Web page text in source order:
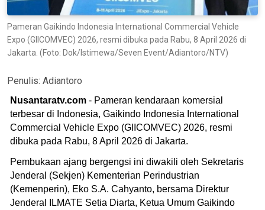
Pameran Gaikindo Indonesia International Commercial Vehicle
Expo (GIICOMVEC) 2026, resmi dibuka pada Rabu, 8 April 2026 di
Jakarta. (Foto: Dok/Istimewa/Seven Event/Adiantoro/NTV)
Penulis: Adiantoro
Nusantaratv.com - Pameran kendaraan komersial
terbesar di Indonesia, Gaikindo Indonesia International
Commercial Vehicle Expo (GIICOMVEC) 2026, resmi
dibuka pada Rabu, 8 April 2026 di Jakarta.
Pembukaan ajang bergengsi ini diwakili oleh Sekretaris
Jenderal (Sekjen) Kementerian Perindustrian
(Kemenperin), Eko S.A. Cahyanto, bersama Direktur
Jenderal ILMATE Setia Diarta, Ketua Umum Gaikindo